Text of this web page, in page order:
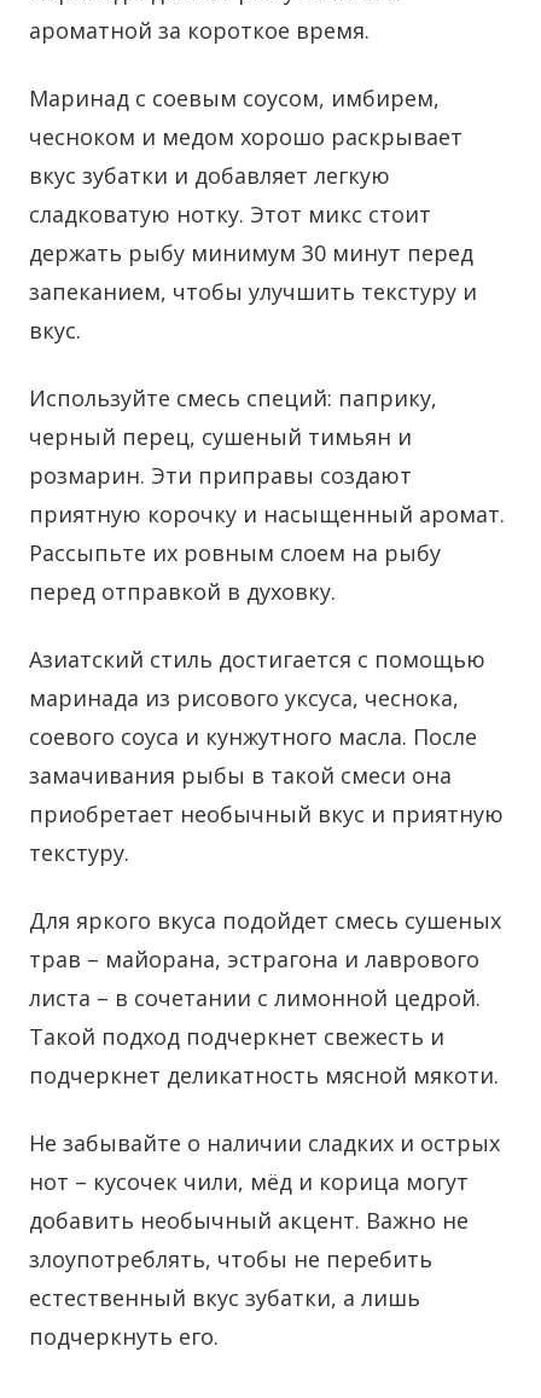
ароматной за короткое время.
Маринад с соевым соусом, имбирем,
чесноком и медом хорошо раскрывает
вкус зубатки и добавляет легкую
сладковатую нотку. Этот микс стоит
держать рыбу минимум 30 минут перед
запеканием, чтобы улучшить текстуру и
вкус.
Используйте смесь специй: паприку,
черный перец, сушеный тимьян и
розмарин. Эти приправы создают
приятную корочку и насыщенный аромат.
Рассыпьте их ровным слоем на рыбу
перед отправкой в духовку.
Азиатский стиль достигается с помощью
маринада из рисового уксуса, чеснока,
соевого соуса и кунжутного масла. После
замачивания рыбы в такой смеси она
приобретает необычный вкус и приятную
текстуру.
Для яркого вкуса подойдет смесь сушеных
трав – майорана, эстрагона и лаврового
листа – в сочетании с лимонной цедрой.
Такой подход подчеркнет свежесть и
подчеркнет деликатность мясной мякоти.
Не забывайте о наличии сладких и острых
нот – кусочек чили, мёд и корица могут
добавить необычный акцент. Важно не
злоупотреблять, чтобы не перебить
естественный вкус зубатки, а лишь
подчеркнуть его.